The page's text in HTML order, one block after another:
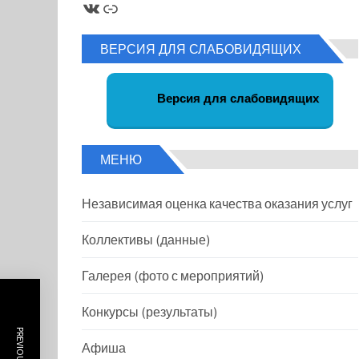
ВКонтакте
Ссылка
ВЕРСИЯ ДЛЯ СЛАБОВИДЯЩИХ
Версия для слабовидящих
МЕНЮ
Независимая оценка качества оказания услуг
Коллективы (данные)
Галерея (фото с мероприятий)
Конкурсы (результаты)
Афиша